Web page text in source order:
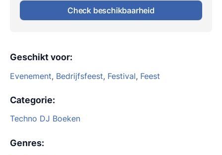
Check beschikbaarheid
Geschikt voor:
Evenement, Bedrijfsfeest, Festival, Feest
Categorie:
Techno DJ Boeken
Genres: